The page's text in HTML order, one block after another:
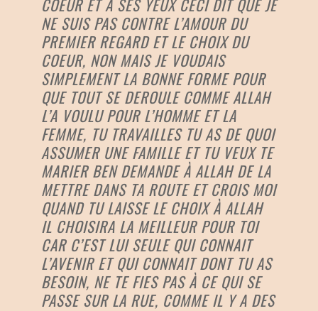
COEUR ET À SES YEUX CECI DIT QUE JE
NE SUIS PAS CONTRE L’AMOUR DU
PREMIER REGARD ET LE CHOIX DU
COEUR, NON MAIS JE VOUDAIS
SIMPLEMENT LA BONNE FORME POUR
QUE TOUT SE DEROULE COMME ALLAH
L’A VOULU POUR L’HOMME ET LA
FEMME, TU TRAVAILLES TU AS DE QUOI
ASSUMER UNE FAMILLE ET TU VEUX TE
MARIER BEN DEMANDE À ALLAH DE LA
METTRE DANS TA ROUTE ET CROIS MOI
QUAND TU LAISSE LE CHOIX À ALLAH
IL CHOISIRA LA MEILLEUR POUR TOI
CAR C’EST LUI SEULE QUI CONNAIT
L’AVENIR ET QUI CONNAIT DONT TU AS
BESOIN, NE TE FIES PAS À CE QUI SE
PASSE SUR LA RUE, COMME IL Y A DES